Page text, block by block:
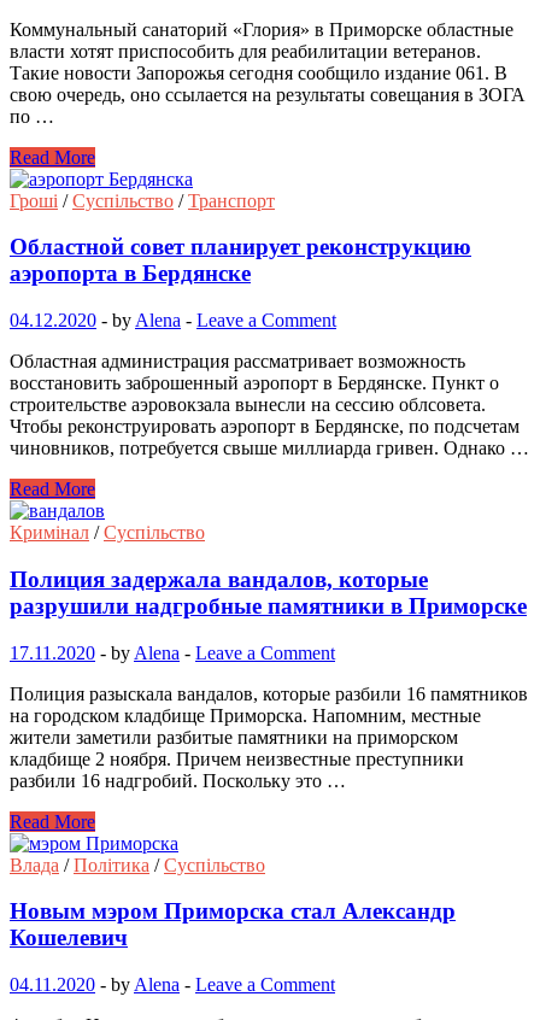
Коммунальный санаторий «Глория» в Приморске областные
власти хотят приспособить для реабилитации ветеранов.
Такие новости Запорожья сегодня сообщило издание 061. В
свою очередь, оно ссылается на результаты совещания в ЗОГА
по …
Read More
Гроші /Суспільство /Транспорт
Областной совет планирует реконструкцию
аэропорта в Бердянске
04.12.2020 - by Alena - Leave a Comment
Областная администрация рассматривает возможность
восстановить заброшенный аэропорт в Бердянске. Пункт о
строительстве аэровокзала вынесли на сессию облсовета.
Чтобы реконструировать аэропорт в Бердянске, по подсчетам
чиновников, потребуется свыше миллиарда гривен. Однако …
Read More
Кримінал /Суспільство
Полиция задержала вандалов, которые
разрушили надгробные памятники в Приморске
17.11.2020 - by Alena - Leave a Comment
Полиция разыскала вандалов, которые разбили 16 памятников
на городском кладбище Приморска. Напомним, местные
жители заметили разбитые памятники на приморском
кладбище 2 ноября. Причем неизвестные преступники
разбили 16 надгробий. Поскольку это …
Read More
Влада /Політика /Суспільство
Новым мэром Приморска стал Александр
Кошелевич
04.11.2020 - by Alena - Leave a Comment